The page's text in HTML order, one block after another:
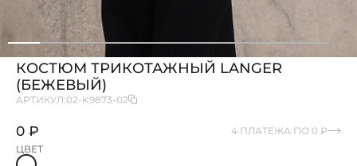
КОСТЮМ ТРИКОТАЖНЫЙ LANGER
(БЕЖЕВЫЙ)
АРТИКУЛ:02-K9873-02
0 ₽
4 ПЛАТЕЖА ПО 0 ₽
ЦВЕТ